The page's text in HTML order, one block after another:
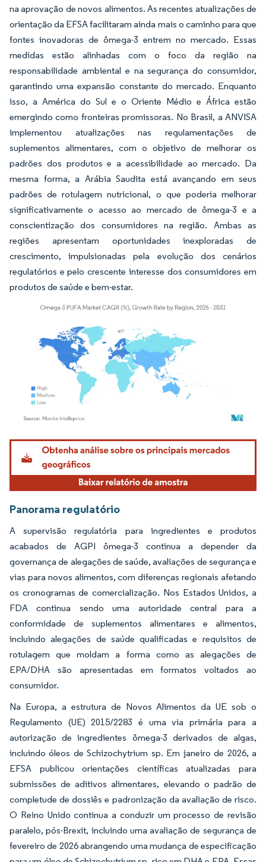
na aprovação de novos alimentos. As recentes atualizações de
orientação da EFSA facilitaram ainda mais o caminho para que
fontes inovadoras de ômega-3 entrem no mercado. Essas
medidas estão alinhadas com o foco da região na
responsabilidade ambiental e na segurança do consumidor,
garantindo uma expansão constante do mercado. Enquanto
isso, a América do Sul e o Oriente Médio e África estão
emergindo como fronteiras promissoras. No Brasil, a ANVISA
implementou atualizações nas regulamentações de
suplementos alimentares, com o objetivo de melhorar os
padrões dos produtos e a acessibilidade ao mercado. Da
mesma forma, a Arábia Saudita está avançando em seus
padrões de rotulagem nutricional, o que poderia melhorar
significativamente o acesso ao mercado de ômega-3 e a
conscientização dos consumidores na região. Ambas as
regiões apresentam oportunidades inexploradas de
crescimento, impulsionadas pela evolução dos cenários
regulatórios e pelo crescente interesse dos consumidores em
produtos de saúde e bem-estar.
Imagem © Mordor Intelligence. O reuso requer atribuição conforme CC BY 4.0.
Panorama regulatório
A supervisão regulatória para ingredientes e produtos
acabados de AGPI ômega-3 continua a depender da
governança de alegações de saúde, avaliações de segurança e
vias para novos alimentos, com diferenças regionais afetando
os cronogramas de comercialização. Nos Estados Unidos, a
FDA continua sendo uma autoridade central para a
conformidade de suplementos alimentares e alimentos,
incluindo alegações de saúde qualificadas e requisitos de
rotulagem que moldam a forma como as alegações de
EPA/DHA são apresentadas em formatos voltados ao
consumidor.
Na Europa, a estrutura de Novos Alimentos da UE sob o
Regulamento (UE) 2015/2283 é uma via primária para a
autorização de ingredientes ômega-3 derivados de algas,
incluindo óleos de Schizochytrium sp. Em janeiro de 2026, a
EFSA publicou orientações científicas atualizadas para
submissões de aditivos alimentares, elevando o padrão de
completude de dossiês e padronização da avaliação de risco.
O Reino Unido continua a conduzir um processo de revisão
paralelo, pós-Brexit, incluindo uma avaliação de segurança de
fevereiro de 2026 abrangendo uma mudança de especificação